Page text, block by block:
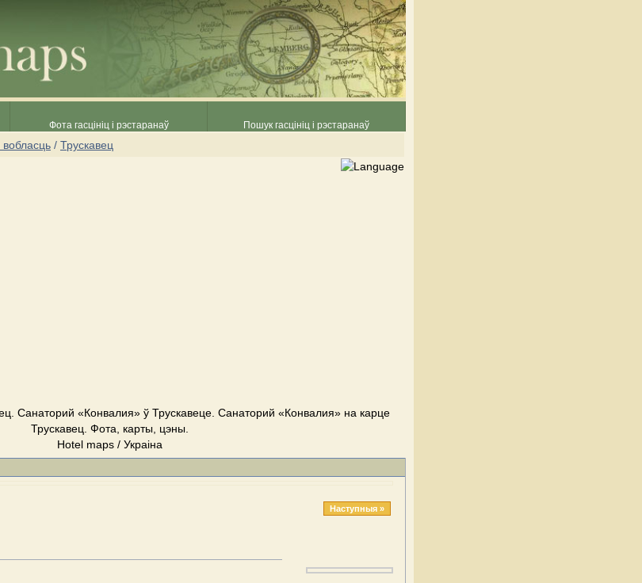
Фота гасцініц і рэстаранаў Пошук гасцініц і рэстаранаў
вобласць / Трускавец
Cанаторий «Конвалия» ў Трускавеце. Cанаторий «Конвалия» на карце
Трускавец. Фота, карты, цэны.
Hotel maps / Украіна
Наступныя »